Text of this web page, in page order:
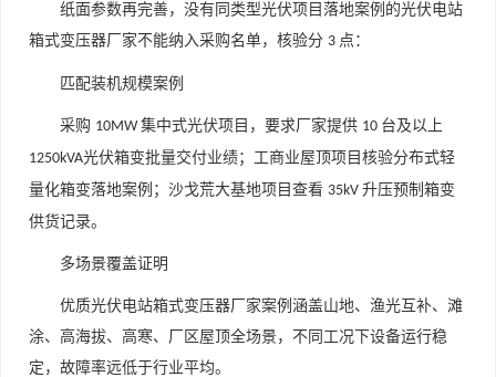
纸面参数再完善，没有同类型光伏项目落地案例的光伏电站
箱式变压器厂家不能纳入采购名单，核验分 3 点：
匹配装机规模案例
采购 10MW集中式光伏项目，要求厂家提供 10 台及以上
1250kVA光伏箱变批量交付业绩；工商业屋顶项目核验分布式轻
量化箱变落地案例；沙戈荒大基地项目查看 35kV 升压预制箱变
供货记录。
多场景覆盖证明
优质光伏电站箱式变压器厂家案例涵盖山地、渔光互补、滩
涂、高海拔、高寒、厂区屋顶全场景，不同工况下设备运行稳
定，故障率远低于行业平均。